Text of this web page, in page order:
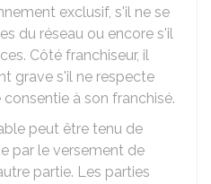
exclusif, s'il ne se
du réseau ou encore s'il
Côté franchiseur, il
grave s'il ne respecte
à son franchisé.
peut être tenu de
par le versement de
partie. Les parties